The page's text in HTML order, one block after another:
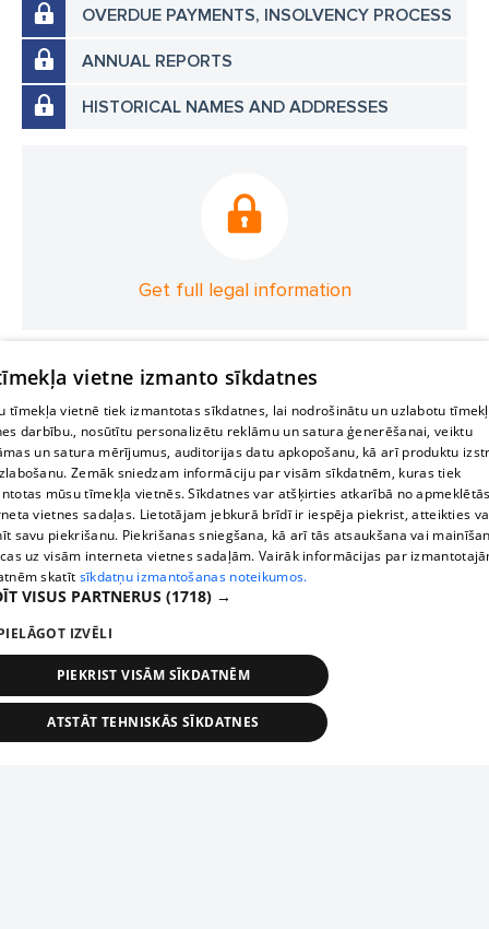
OVERDUE PAYMENTS, INSOLVENCY PROCESS
ANNUAL REPORTS
HISTORICAL NAMES AND ADDRESSES
Get full legal information
vietne izmanto sīkdatnes
tīmekļa vietnē tiek izmantotas sīkdatnes, lai nodrošinātu un uzlabotu
darbību., nosūtītu personalizētu reklāmu un satura ģenerēšanai, veiktu
un satura mērījumus, auditorijas datu apkopošanu, kā arī produktu
Zemāk sniedzam informāciju par visām sīkdatnēm, kuras tiek
mūsu tīmekļa vietnēs. Sīkdatnes var atšķirties atkarībā no
vietnes sadaļas. Lietotājam jebkurā brīdī ir iespēja piekrist, atteikties
savu piekrišanu. Piekrišanas sniegšana, kā arī tās atsaukšana vai
uz visām interneta vietnes sadaļām. Vairāk informācijas par
skatīt sīkdatņu izmantošanas noteikumos.
VISUS PARTNERUS (1718) →
IZVĒLI
PIEKRIST VISĀM SĪKDATNĒM
ATSTĀT TEHNISKĀS SĪKDATNES